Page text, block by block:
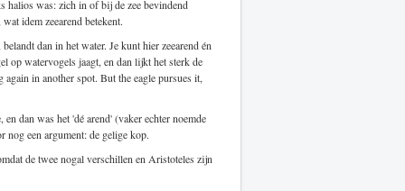
halios was: zich in of bij de zee bevindend
wat idem zeearend betekent.
dan in het water. Je kunt hier zeearend én
op watervogels jaagt, en dan lijkt het sterk de
in another spot. But the eagle pursues it,
en dan was het 'dé arend' (vaker echter noemde
nog een argument: de gelige kop.
de twee nogal verschillen en Aristoteles zijn